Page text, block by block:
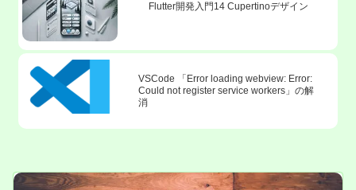
Flutter開発入門14 Cupertinoデザイン
VSCode 「Error loading webview: Error:
Could not register service workers」の解
消